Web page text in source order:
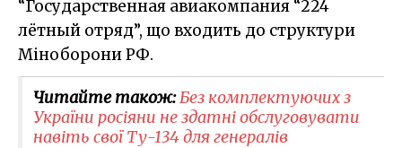
“Государственная авиакомпания “224
лётный отряд”, що входить до структури
Міноборони РФ.
Читайте також:Без комплектуючих з
України росіяни не здатні обслуговувати
навіть свої Ту-134 для генералів